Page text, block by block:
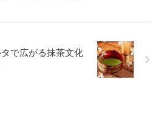
で広がる抹茶文化